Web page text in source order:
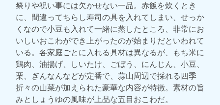
祭りや祝い事には欠かせない一品。赤飯を炊くとき
に、間違ってちらし寿司の具を入れてしまい、せっか
くなので小豆も入れて一緒に蒸したところ、非常にお
いしいおこわができ上がったのが始まりだといわれて
いる。各家庭ごとに入れる具材は異なるが、もち米に
鶏肉、油揚げ、しいたけ、ごぼう、にんじん、小豆、
栗、ぎんなんなどが定番で、蒜山周辺で採れる四季
折々の山菜が加えられた豪華な内容が特徴。素材の旨
みとしょうゆの風味が上品な五目おこわだ。